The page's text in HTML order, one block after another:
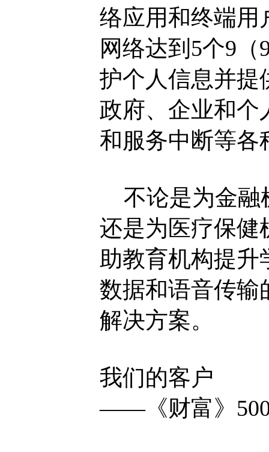
络应用和终端用
网络达到5个9
护个人信息并提
政府、企业和个
和服务中断等各
不论是为金融
还是为医疗保健
助教育机构提升
数据和语音传输
解决方案。
我们的客户
——《财富》500